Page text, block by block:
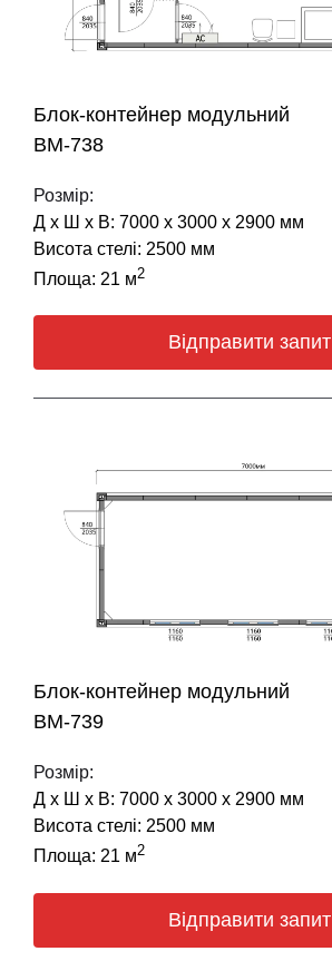
Блок-контейнер модульний
BM-738
Розмір:
Д х Ш х В: 7000 х 3000 х 2900 мм
Висота стелі: 2500 мм
Площа: 21 м2
Відправити запит
Блок-контейнер модульний
BM-739
Розмір:
Д х Ш х В: 7000 х 3000 х 2900 мм
Висота стелі: 2500 мм
Площа: 21 м2
Відправити запит